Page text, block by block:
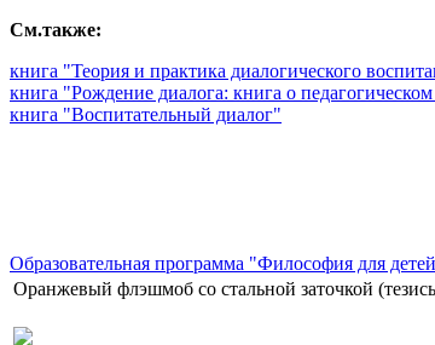
См.также:
книга "Теория и практика диалогического
книга "Рождение диалога: книга о
книга "Воспитательный диалог"
Образовательная программа "Философия для
Оранжевый флэшмоб со стальной заточкой